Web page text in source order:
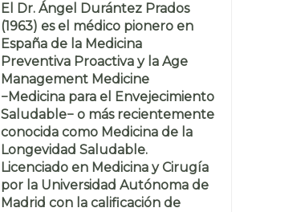
El Dr. Ángel Durántez Prados
(1963) es el médico pionero en
España de la Medicina
Preventiva Proactiva y la Age
Management Medicine
−Medicina para el Envejecimiento
Saludable− o más recientemente
conocida como Medicina de la
Longevidad Saludable.
Licenciado en Medicina y Cirugía
por la Universidad Autónoma de
Madrid con la calificación de